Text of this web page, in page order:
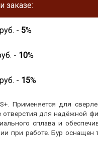
заказе:
- 5%
- 10%
- 15%
Применяется для
для надёжной
сплава и
при работе. Бур